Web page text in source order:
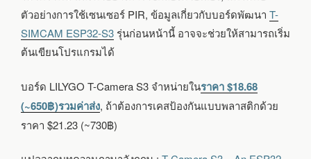
ตัวอย่างการใช้เซนเซอร์ PIR, ข้อมูลเกี่ยวกับบอร์ดพัฒนา T-
SIMCAM ESP32-S3 รุ่นก่อนหน้านี้ อาจจะช่วยให้สามารถเริ่ม
ต้นเขียนโปรแกรมได้
บอร์ด LILYGO T-Camera S3 จำหน่ายในราคา $18.68
(~650฿)รวมค่าส่ง, ถ้าต้องการเคสป้องกันแบบพลาสติกด้วย
ราคา $21.23 (~730฿)